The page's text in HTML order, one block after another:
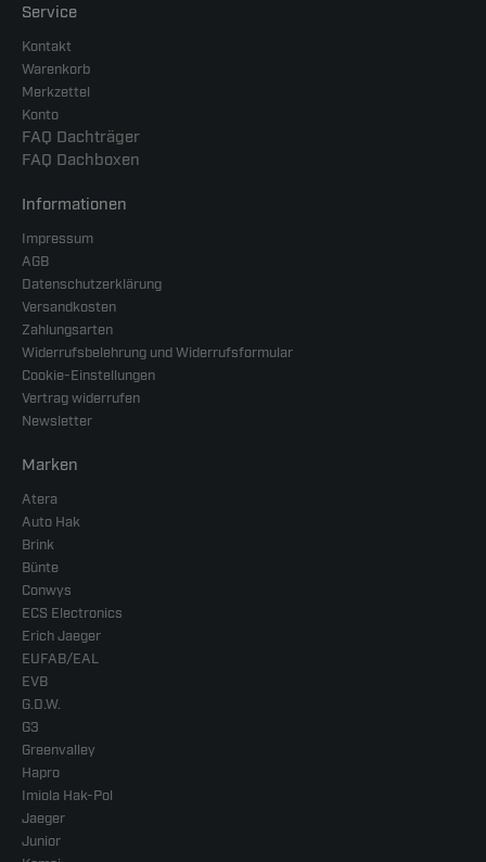
Service
Kontakt
Warenkorb
Merkzettel
Konto
FAQ Dachträger
FAQ Dachboxen
Informationen
Impressum
AGB
Datenschutzerklärung
Versandkosten
Zahlungsarten
Widerrufsbelehrung und Widerrufsformular
Cookie-Einstellungen
Vertrag widerrufen
Newsletter
Marken
Atera
Auto Hak
Brink
Bünte
Conwys
ECS Electronics
Erich Jaeger
EUFAB/EAL
EVB
G.D.W.
G3
Greenvalley
Hapro
Imiola Hak-Pol
Jaeger
Junior